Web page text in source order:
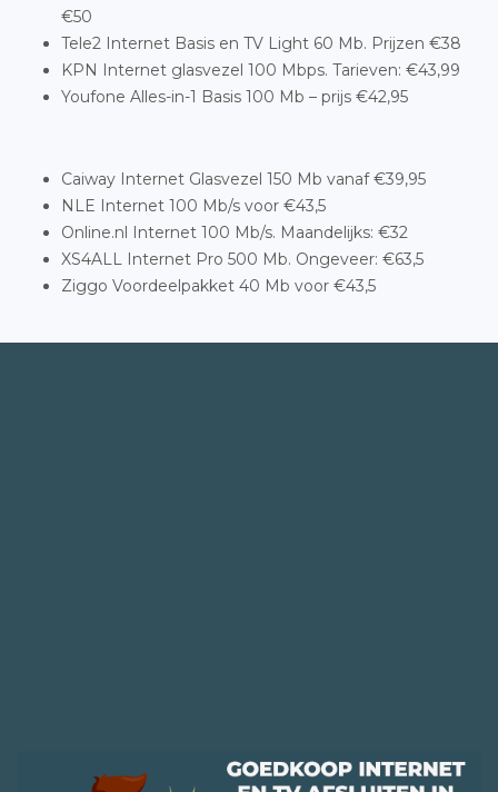
€50
Tele2 Internet Basis en TV Light 60 Mb. Prijzen €38
KPN Internet glasvezel 100 Mbps. Tarieven: €43,99
Youfone Alles-in-1 Basis 100 Mb – prijs €42,95
Caiway Internet Glasvezel 150 Mb vanaf €39,95
NLE Internet 100 Mb/s voor €43,5
Online.nl Internet 100 Mb/s. Maandelijks: €32
XS4ALL Internet Pro 500 Mb. Ongeveer: €63,5
Ziggo Voordeelpakket 40 Mb voor €43,5